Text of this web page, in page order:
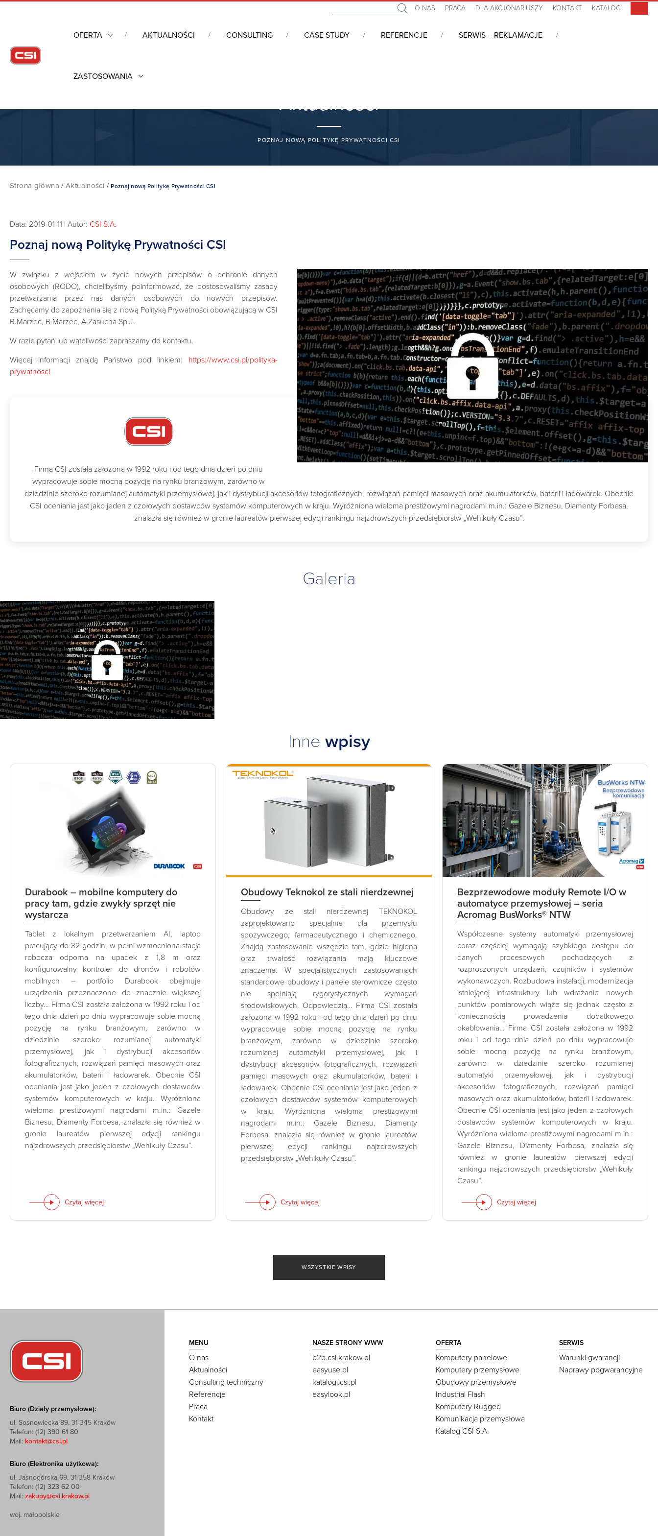
O NAS PRACA DLA AKCJONARIUSZY KONTAKT KATALOG
OFERTA AKTUALNOŚCI CONSULTING CASE STUDY REFERENCJE SERWIS – REKLAMACJE
ZASTOSOWANIA
Aktualności
POZNAJ NOWĄ POLITYKĘ PRYWATNOŚCI CSI
Strona główna / Aktualności /Poznaj nową Politykę Prywatności CSI
Data: 2019-01-11 | Autor: CSI S.A.
Poznaj nową Politykę Prywatności CSI
W związku z wejściem w życie nowych przepisów o ochronie danych
osobowych (RODO), chcielibyśmy poinformować, że dostosowaliśmy zasady
przetwarzania przez nas danych osobowych do nowych przepisów.
Zachęcamy do zapoznania się z nową Polityką Prywatności obowiązującą w CSI
B.Marzec, B.Marzec, A.Zasucha Sp.J.
W razie pytań lub wątpliwości zapraszamy do kontaktu.
Więcej informacji znajdą Państwo pod linkiem: https://www.csi.pl/polityka-
prywatnosci
Firma CSI została założona w 1992 roku i od tego dnia dzień po dniu
wypracowuje sobie mocną pozycję na rynku branżowym, zarówno w
dziedzinie szeroko rozumianej automatyki przemysłowej, jak i dystrybucji akcesoriów fotograficznych, rozwiązań pamięci masowych oraz akumulatorków, baterii i ładowarek. Obecnie
CSI oceniania jest jako jeden z czołowych dostawców systemów komputerowych w kraju. Wyróżniona wieloma prestiżowymi nagrodami m.in.: Gazele Biznesu, Diamenty Forbesa,
znalazła się również w gronie laureatów pierwszej edycji rankingu najzdrowszych przedsiębiorstw „Wehikuły Czasu”.
Galeria
Inne wpisy
Durabook – mobilne komputery do
pracy tam, gdzie zwykły sprzęt nie
wystarcza
Tablet z lokalnym przetwarzaniem AI, laptop
pracujący do 32 godzin, w pełni wzmocniona stacja
robocza odporna na upadek z 1,8 m oraz
konfigurowalny kontroler do dronów i robotów
mobilnych – portfolio Durabook obejmuje
urządzenia przeznaczone do znacznie większej
liczby… Firma CSI została założona w 1992 roku i od
tego dnia dzień po dniu wypracowuje sobie mocną
pozycję na rynku branżowym, zarówno w
dziedzinie szeroko rozumianej automatyki
przemysłowej, jak i dystrybucji akcesoriów
fotograficznych, rozwiązań pamięci masowych oraz
akumulatorków, baterii i ładowarek. Obecnie CSI
oceniania jest jako jeden z czołowych dostawców
systemów komputerowych w kraju. Wyróżniona
wieloma prestiżowymi nagrodami m.in.: Gazele
Biznesu, Diamenty Forbesa, znalazła się również w
gronie laureatów pierwszej edycji rankingu
najzdrowszych przedsiębiorstw „Wehikuły Czasu”.
Czytaj więcej
Obudowy Teknokol ze stali nierdzewnej
Obudowy ze stali nierdzewnej TEKNOKOL
zaprojektowano specjalnie dla przemysłu
spożywczego, farmaceutycznego i chemicznego.
Znajdą zastosowanie wszędzie tam, gdzie higiena
oraz trwałość rozwiązania mają kluczowe
znaczenie. W specjalistycznych zastosowaniach
standardowe obudowy i panele sterownicze często
nie spełniają rygorystycznych wymagań
środowiskowych. Odpowiedzią… Firma CSI została
założona w 1992 roku i od tego dnia dzień po dniu
wypracowuje sobie mocną pozycję na rynku
branżowym, zarówno w dziedzinie szeroko
rozumianej automatyki przemysłowej, jak i
dystrybucji akcesoriów fotograficznych, rozwiązań
pamięci masowych oraz akumulatorków, baterii i
ładowarek. Obecnie CSI oceniania jest jako jeden z
czołowych dostawców systemów komputerowych
w kraju. Wyróżniona wieloma prestiżowymi
nagrodami m.in.: Gazele Biznesu, Diamenty
Forbesa, znalazła się również w gronie laureatów
pierwszej edycji rankingu najzdrowszych
przedsiębiorstw „Wehikuły Czasu”.
Czytaj więcej
Bezprzewodowe moduły Remote I/O w
automatyce przemysłowej – seria
Acromag BusWorks® NTW
Współczesne systemy automatyki przemysłowej
coraz częściej wymagają szybkiego dostępu do
danych procesowych pochodzących z
rozproszonych urządzeń, czujników i systemów
wykonawczych. Rozbudowa instalacji, modernizacja
istniejącej infrastruktury lub wdrażanie nowych
punktów pomiarowych wiąże się jednak często z
koniecznością prowadzenia dodatkowego
okablowania… Firma CSI została założona w 1992
roku i od tego dnia dzień po dniu wypracowuje
sobie mocną pozycję na rynku branżowym,
zarówno w dziedzinie szeroko rozumianej
automatyki przemysłowej, jak i dystrybucji
akcesoriów fotograficznych, rozwiązań pamięci
masowych oraz akumulatorków, baterii i ładowarek.
Obecnie CSI oceniania jest jako jeden z czołowych
dostawców systemów komputerowych w kraju.
Wyróżniona wieloma prestiżowymi nagrodami m.in.:
Gazele Biznesu, Diamenty Forbesa, znalazła się
również w gronie laureatów pierwszej edycji
rankingu najzdrowszych przedsiębiorstw „Wehikuły
Czasu”.
Czytaj więcej
WSZYSTKIE WPISY
Biuro (Działy przemysłowe):
ul. Sosnowiecka 89, 31-345 Kraków
Telefon: (12) 390 61 80
Mail: kontakt@csi.pl
Biuro (Elektronika użytkowa):
ul. Jasnogórska 69, 31-358 Kraków
Telefon: (12) 323 62 00
Mail: zakupy@csi.krakow.pl
woj. małopolskie
MENU
O nas
Aktualności
Consulting techniczny
Referencje
Praca
Kontakt
NASZE STRONY WWW
b2b.csi.krakow.pl
easyuse.pl
katalogi.csi.pl
easylook.pl
OFERTA
Komputery panelowe
Komputery przemysłowe
Obudowy przemysłowe
Industrial Flash
Komputery Rugged
Komunikacja przemysłowa
Katalog CSI S.A.
SERWIS
Warunki gwarancji
Naprawy pogwarancyjne